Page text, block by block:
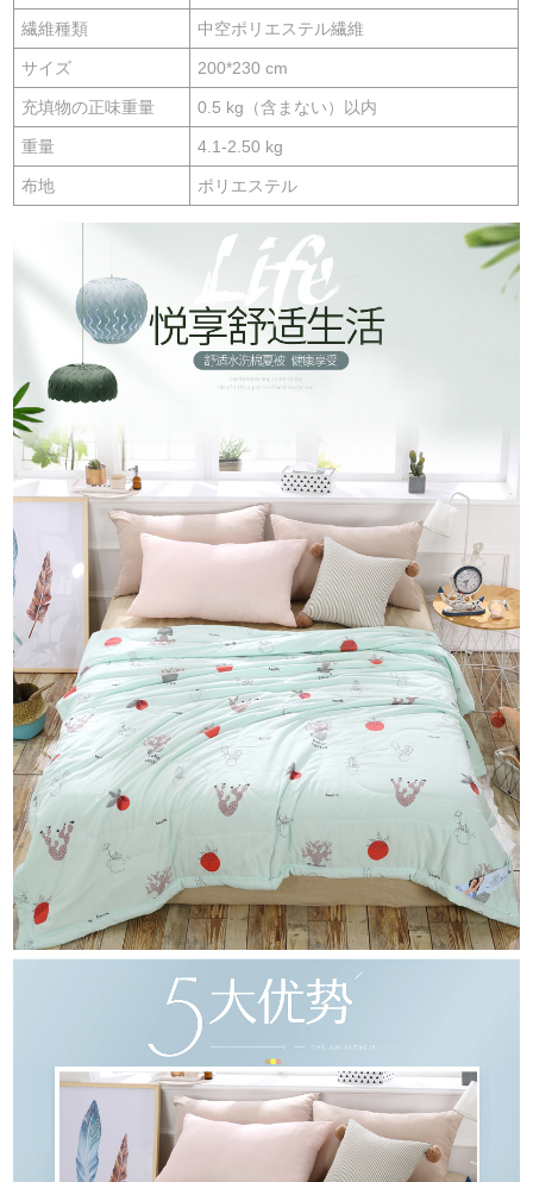
繊維種類 中空ポリエステル繊維
サイズ 200*230 cm
充填物の正味重量 0.5 kg（含まない）以内
重量 4.1-2.50 kg
布地 ポリエステル